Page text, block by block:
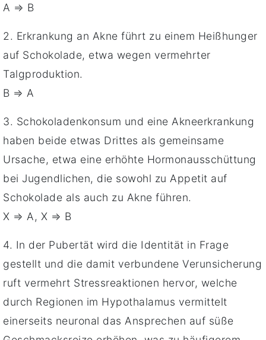
A ⇒ B
2. Erkrankung an Akne führt zu einem Heißhunger
auf Schokolade, etwa wegen vermehrter
Talgproduktion.
B ⇒ A
3. Schokoladenkonsum und eine Akneerkrankung
haben beide etwas Drittes als gemeinsame
Ursache, etwa eine erhöhte Hormonausschüttung
bei Jugendlichen, die sowohl zu Appetit auf
Schokolade als auch zu Akne führen.
X ⇒ A, X ⇒ B
4. In der Pubertät wird die Identität in Frage
gestellt und die damit verbundene Verunsicherung
ruft vermehrt Stressreaktionen hervor, welche
durch Regionen im Hypothalamus vermittelt
einerseits neuronal das Ansprechen auf süße